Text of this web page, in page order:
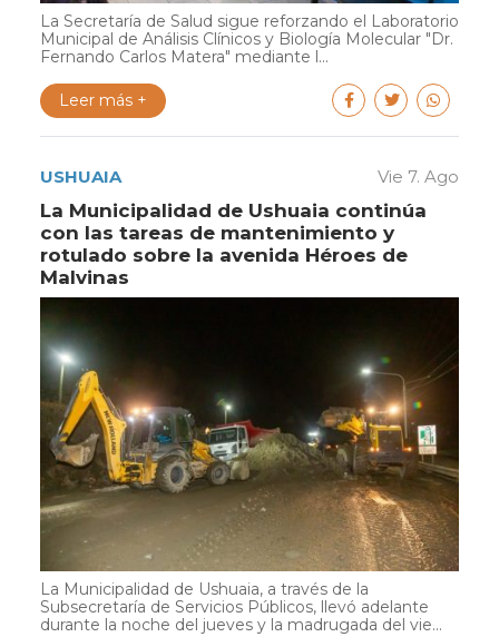
La Secretaría de Salud sigue reforzando el Laboratorio
Municipal de Análisis Clínicos y Biología Molecular "Dr.
Fernando Carlos Matera" mediante l...
Leer más +
USHUAIA Vie 7. Ago
La Municipalidad de Ushuaia continúa
con las tareas de mantenimiento y
rotulado sobre la avenida Héroes de
Malvinas
La Municipalidad de Ushuaia, a través de la
Subsecretaría de Servicios Públicos, llevó adelante
durante la noche del jueves y la madrugada del vie...